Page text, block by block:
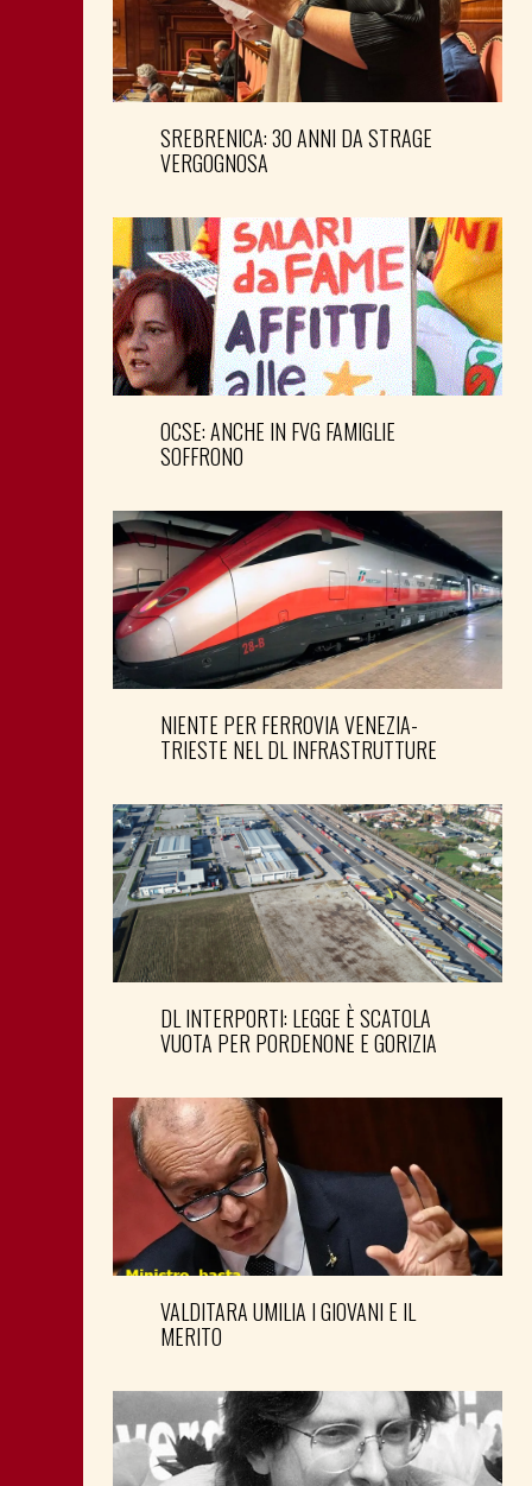
SREBRENICA: 30 ANNI DA STRAGE
VERGOGNOSA
OCSE: ANCHE IN FVG FAMIGLIE
SOFFRONO
NIENTE PER FERROVIA VENEZIA-
TRIESTE NEL DL INFRASTRUTTURE
DL INTERPORTI: LEGGE È SCATOLA
VUOTA PER PORDENONE E GORIZIA
VALDITARA UMILIA I GIOVANI E IL
MERITO